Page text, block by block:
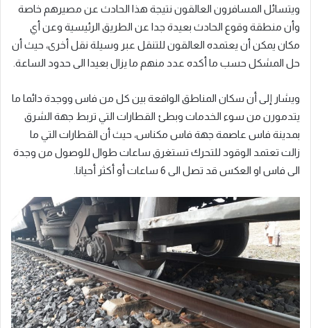
ويتسائل المسافرون العالقون نتيجة هذا الحادث عن مصيرهم خاصة
وأن منطقة وقوع الحادث بعيدة جدا عن الطريق الرئيسية وعن أي
مكان يمكن أن يعتمده العالقون للتنقل عبر وسيلة نقل أخرى، حيث أن
حل المشكل حسب ما أكده عدد منهم ما يزال بعيدا الى حدود الساعة.
ويشار إلى أن سكان المناطق الواقعة بين كل من فاس ووجدة دائما ما
يتدمورن من سوء الخدمات وبطئ القطارات التي تربط جهة الشرق
بمدينة فاس عاصمة جهة فاس مكناس، حيث أن القطارات التي ما
زالت تعتمد الوقود للتحرك تستغرق ساعات طوال للوصول من وجدة
الى فاس او العكس قد تصل الى 6 ساعات أو أكثر أحيانا.